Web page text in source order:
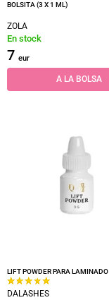
BOLSITA (3 X 1 ML)
ZOLA
En stock
7 eur
A LA BOLSA
LIFT POWDER PARA LAMINADO
DALASHES